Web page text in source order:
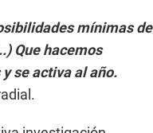
mínimas de
Que hacemos
se activa al año.